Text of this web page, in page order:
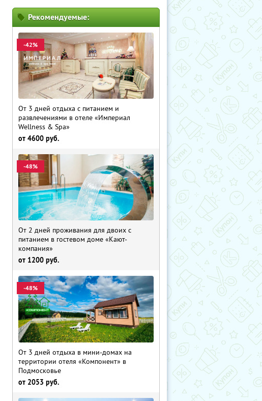
Рекомендуемые:
-42%
От 3 дней отдыха с питанием и
развлечениями в отеле «Империал
Wellness & Spa»
от 4600 руб.
-48%
От 2 дней проживания для двоих с
питанием в гостевом доме «Кают-
компания»
от 1200 руб.
-48%
От 3 дней отдыха в мини-домах на
территории отеля «Компонент» в
Подмосковье
от 2053 руб.